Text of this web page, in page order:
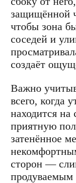
защищённой
чтобы зона
соседей и
создаёт
Важно
всего, когда
находится на
приятную
затенённое
сторон —
продуваемым